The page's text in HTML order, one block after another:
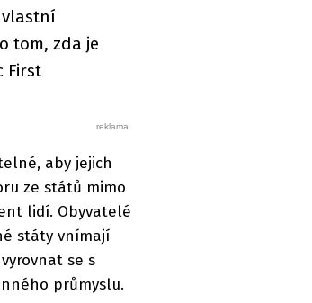
vlastní
tom, zda je
First
aby jejich
ze států mimo
lidí. Obyvatelé
státy vnímají
se s
průmyslu.